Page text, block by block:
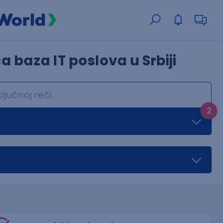
baza IT poslova u Srbiji
2